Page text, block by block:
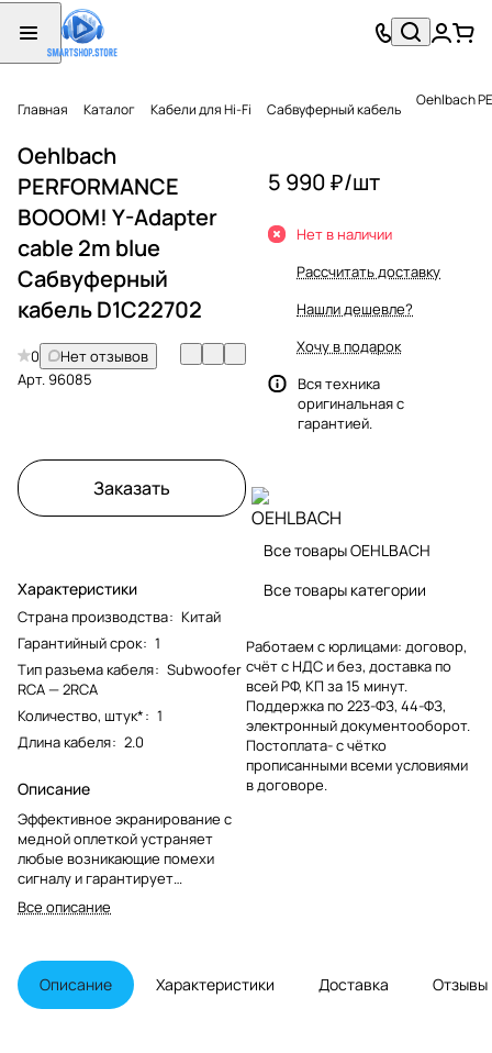
Главная Каталог Кабели для Hi-Fi Сабвуферный кабель Oehlbach
Oehlbach
PERFORMANCE
BOOOM! Y-Adapter
cable 2m blue
Сабвуферный
кабель D1C22702
0
Нет отзывов
Арт.96085
Заказать
Характеристики
Страна производства: Китай
Гарантийный срок: 1
Тип разъема кабеля: Subwoofer
RCA — 2RCA
Количество, штук*: 1
Длина кабеля: 2.0
Описание
Эффективное экранирование с
медной оплеткой устраняет
любые возникающие помехи
сигналу и гарантирует
безупречное качество
передачи.
Все описание
5 990 ₽/шт
Нет в наличии
Рассчитать доставку
Нашли дешевле?
Хочу в подарок
Вся техника
оригинальная с
гарантией.
Все товары OEHLBACH
Все товары категории
Работаем с юрлицами: договор,
счёт с НДС и без, доставка по
всей РФ, КП за 15 минут.
Поддержка по 223-ФЗ, 44-ФЗ,
электронный документооборот.
Постоплата- с чётко
прописанными всеми условиями
в договоре.
Описание Характеристики Доставка Отзывы